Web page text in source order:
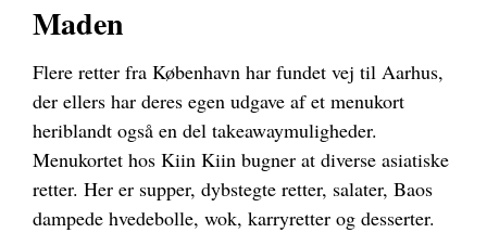
Maden
Flere retter fra København har fundet vej til Aarhus,
der ellers har deres egen udgave af et menukort
heriblandt også en del takeawaymuligheder.
Menukortet hos Kiin Kiin bugner at diverse asiatiske
retter. Her er supper, dybstegte retter, salater, Baos
dampede hvedebolle, wok, karryretter og desserter.